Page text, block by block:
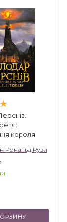
короля
Рональд Руэл